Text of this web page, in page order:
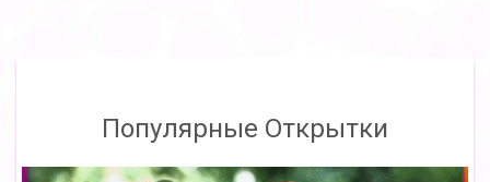
Популярные Открытки